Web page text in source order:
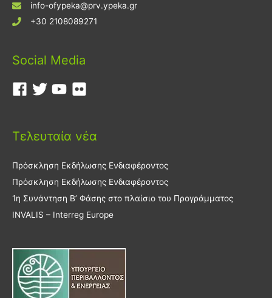
info-ofypeka@prv.ypeka.gr
+30 2108089271
Social Media
Τελευταία νέα
Πρόσκληση Εκδήλωσης Ενδιαφέροντος
Πρόσκληση Εκδήλωσης Ενδιαφέροντος
1η Συνάντηση Β’ Φάσης στο πλαίσιο του Προγράμματος
INVALIS – Interreg Europe